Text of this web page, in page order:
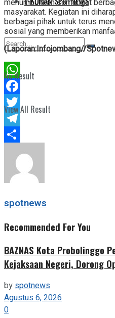
No Result
View All Result
menumbuhkan semangat
masyarakat. Kegiatan ini
berbagai pihak untuk terus
sosial yang memberikan
(Laporan:Infojombang//
WhatsApp
Facebook
Twitter
Telegram
Share
spotnews
Recommended For You
BAZNAS Kota Probolinggo
Kejaksaan Negeri, Dorong
byspotnews
Agustus 6, 2026
0